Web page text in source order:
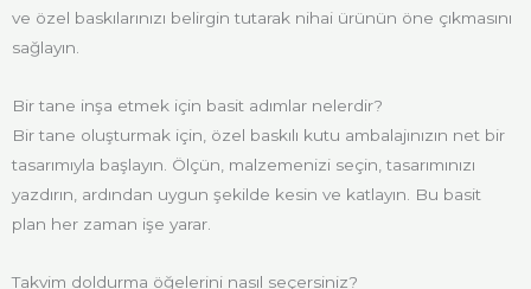
ve özel baskılarınızı belirgin tutarak nihai ürünün öne çıkmasını
sağlayın.
Bir tane inşa etmek için basit adımlar nelerdir?
Bir tane oluşturmak için, özel baskılı kutu ambalajınızın net bir
tasarımıyla başlayın. Ölçün, malzemenizi seçin, tasarımınızı
yazdırın, ardından uygun şekilde kesin ve katlayın. Bu basit
plan her zaman işe yarar.
Takvim doldurma öğelerini nasıl seçersiniz?